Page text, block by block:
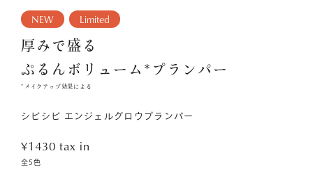
NEW Limited
厚みで盛る
ぷるんボリューム*プランパー
*メイクアップ効果による
シピシピ エンジェルグロウプランパー
¥1430 tax in
全5色